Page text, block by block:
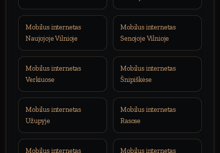
Mobilus internetas
Naujojoje Vilnioje
Mobilus internetas
Senojoje Vilnioje
Mobilus internetas
Verkiuose
Mobilus internetas
Šnipiškėse
Mobilus internetas
Užupyje
Mobilus internetas
Rasose
Mobilus internetas
Mobilus internetas